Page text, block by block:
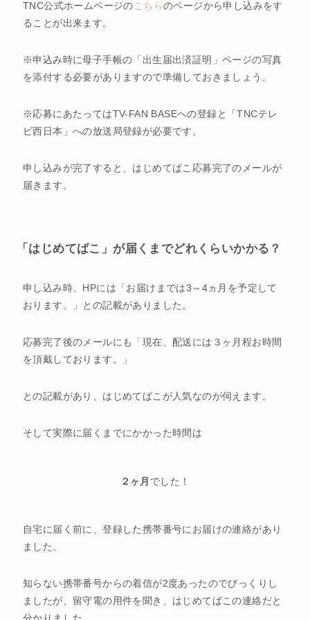
TNC公式ホームページの こちらのページから申し込みをす
ることが出来ます。
※申込み時に母子手帳の「出生届出済証明」ページの写真
を添付する必要がありますので準備しておきましょう。
※応募にあたってはTV-FAN BASEへの登録と「TNCテレ
ビ西日本」への放送局登録が必要です。
申し込みが完了すると、はじめてばこ応募完了のメールが
届きます。
「はじめてばこ」が届くまでどれくらいかかる？
申し込み時、HPには「お届けまでは3～4ヵ月を予定して
おります。」との記載がありました。
応募完了後のメールにも「現在、配送には３ヶ月程お時間
を頂戴しております。」
との記載があり、はじめてばこが人気なのが伺えます。
そして実際に届くまでにかかった時間は
２ヶ月 でした！
自宅に届く前に、登録した携帯番号にお届けの連絡があり
ました。
知らない携帯番号からの着信が2度あったのでびっくりし
ましたが、留守電の用件を聞き、はじめてばこの連絡だと
分かりました。